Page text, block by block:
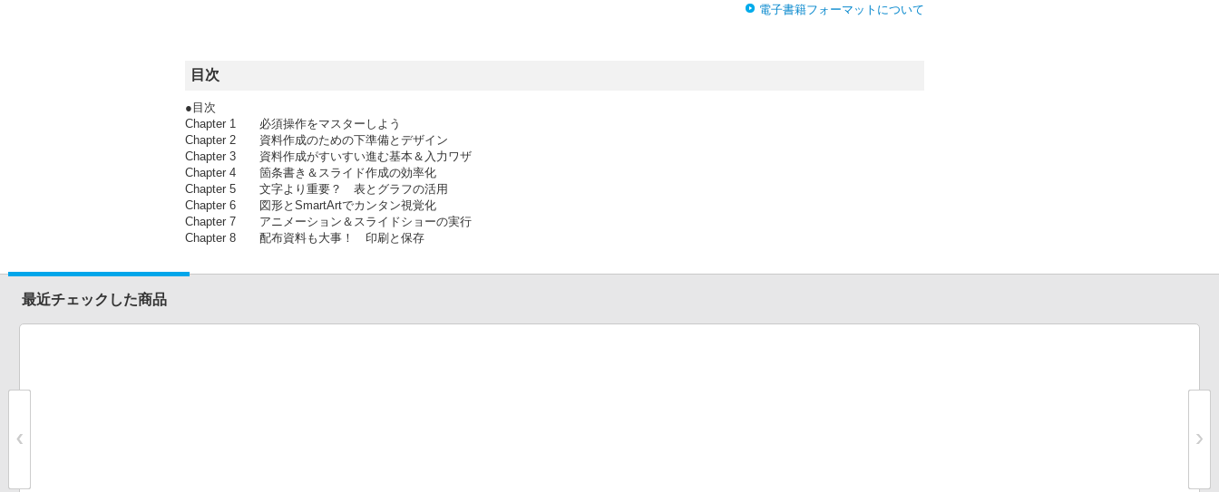
電子書籍フォーマットについて
目次
●目次
Chapter 1 必須操作をマスターしよう
Chapter 2 資料作成のための下準備とデザイン
Chapter 3 資料作成がすいすい進む基本＆入力ワザ
Chapter 4 箇条書き＆スライド作成の効率化
Chapter 5 文字より重要？ 表とグラフの活用
Chapter 6 図形とSmartArtでカンタン視覚化
Chapter 7 アニメーション＆スライドショーの実行
Chapter 8 配布資料も大事！ 印刷と保存
最近チェックした商品